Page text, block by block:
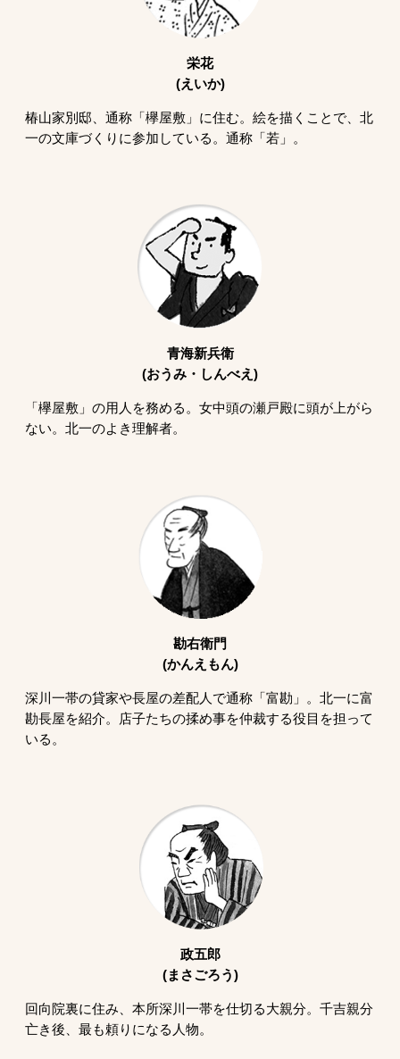
栄花
(えいか)
椿山家別邸、通称「欅屋敷」に住む。絵を描くことで、北
一の文庫づくりに参加している。通称「若」。
青海新兵衛
(おうみ・しんべえ)
「欅屋敷」の用人を務める。女中頭の瀬戸殿に頭が上がら
ない。北一のよき理解者。
勘右衛門
(かんえもん)
深川一帯の貸家や長屋の差配人で通称「富勘」。北一に富
勘長屋を紹介。店子たちの揉め事を仲裁する役目を担って
いる。
政五郎
(まさごろう)
回向院裏に住み、本所深川一帯を仕切る大親分。千吉親分
亡き後、最も頼りになる人物。